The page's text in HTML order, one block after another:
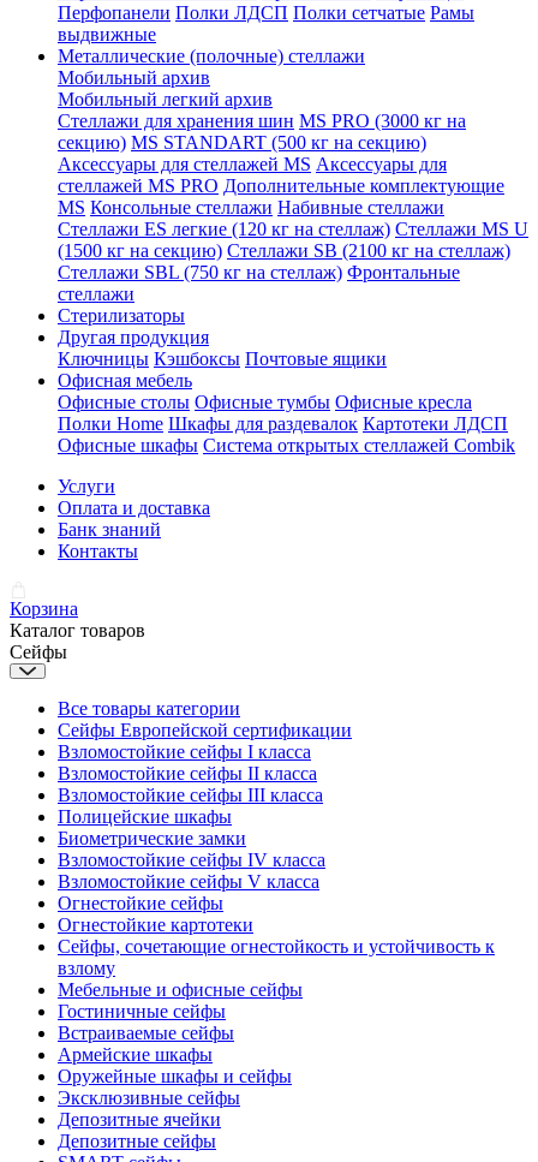
Перфопанели Полки ЛДСП Полки сетчатые Рамы
выдвижные
Металлические (полочные) стеллажи
Мобильный архив
Мобильный легкий архив
Стеллажи для хранения шин MS PRO (3000 кг на
секцию) MS STANDART (500 кг на секцию)
Аксессуары для стеллажей MS Аксессуары для
стеллажей MS PRO Дополнительные комплектующие
MS Консольные стеллажи Набивные стеллажи
Стеллажи ES легкие (120 кг на стеллаж) Стеллажи MS U
(1500 кг на секцию) Стеллажи SB (2100 кг на стеллаж)
Стеллажи SBL (750 кг на стеллаж) Фронтальные
стеллажи
Стерилизаторы
Другая продукция
Ключницы Кэшбоксы Почтовые ящики
Офисная мебель
Офисные столы Офисные тумбы Офисные кресла
Полки Home Шкафы для раздевалок Картотеки ЛДСП
Офисные шкафы Система открытых стеллажей Combik
Услуги
Оплата и доставка
Банк знаний
Контакты
Корзина
Каталог товаров
Сейфы
Все товары категории
Сейфы Европейской сертификации
Взломостойкие сейфы I класса
Взломостойкие сейфы II класса
Взломостойкие сейфы III класса
Полицейские шкафы
Биометрические замки
Взломостойкие сейфы IV класса
Взломостойкие сейфы V класса
Огнестойкие сейфы
Огнестойкие картотеки
Сейфы, сочетающие огнестойкость и устойчивость к
взлому
Мебельные и офисные сейфы
Гостиничные сейфы
Встраиваемые сейфы
Армейские шкафы
Оружейные шкафы и сейфы
Эксклюзивные сейфы
Депозитные ячейки
Депозитные сейфы